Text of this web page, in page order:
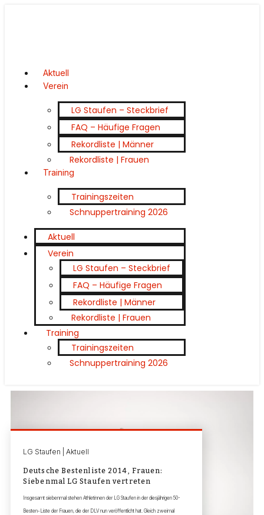
Aktuell
Verein
LG Staufen – Steckbrief
FAQ – Häufige Fragen
Rekordliste | Männer
Rekordliste | Frauen
Training
Trainingszeiten
Schnuppertraining 2026
Aktuell
Verein
LG Staufen – Steckbrief
FAQ – Häufige Fragen
Rekordliste | Männer
Rekordliste | Frauen
Training
Trainingszeiten
Schnuppertraining 2026
LG Staufen | Aktuell
Deutsche Bestenliste 2014, Frauen:
Siebenmal LG Staufen vertreten
Insgesamt siebenmal stehen Athletinnen der LG Staufen in der diesjährigen 50-
Besten-Liste der Frauen, die der DLV nun veröffentlicht hat. Gleich zweimal